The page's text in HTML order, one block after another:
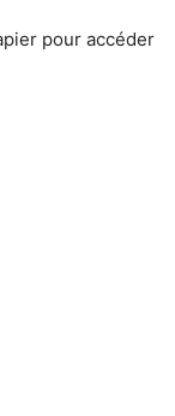
pour accéder